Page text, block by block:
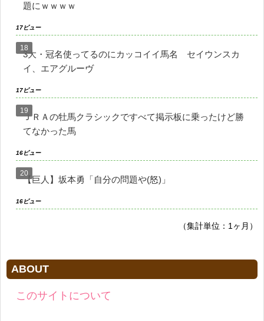
題にｗｗｗｗ
17ビュー
3大・冠名使ってるのにカッコイイ馬名 セイウンスカ
イ、エアグルーヴ
17ビュー
ＪＲＡの牡馬クラシックですべて掲示板に乗ったけど勝
てなかった馬
16ビュー
【巨人】坂本勇「自分の問題や(怒)」
16ビュー
（集計単位：1ヶ月）
ABOUT
このサイトについて